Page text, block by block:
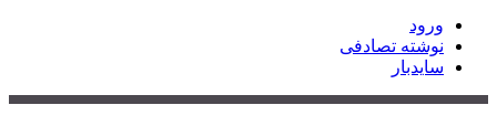
ورود
نوشته تصادفی
سایدبار